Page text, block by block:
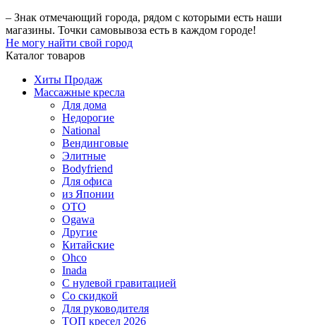
– Знак отмечающий города, рядом с которыми есть наши
магазины. Точки самовывоза есть в каждом городе!
Не могу найти свой город
Каталог товаров
Хиты Продаж
Массажные кресла
Для дома
Недорогие
National
Вендинговые
Элитные
Bodyfriend
Для офиса
из Японии
OTO
Ogawa
Другие
Китайские
Ohco
Inada
С нулевой гравитацией
Со скидкой
Для руководителя
ТОП кресел 2026